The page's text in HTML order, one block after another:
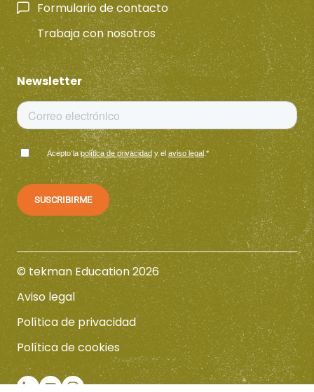
Formulario de contacto
Trabaja con nosotros
Newsletter
Acepto lapolítica de privacidady el aviso legal.*
© tekman Education 2026
Aviso legal
Política de privacidad
Política de cookies